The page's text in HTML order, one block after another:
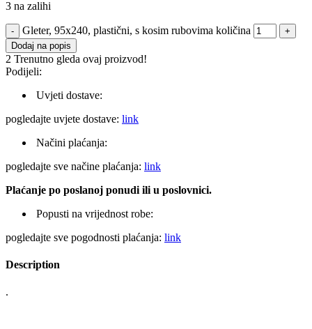
3 na zalihi
Gleter, 95x240, plastični, s kosim rubovima količina
Dodaj na popis
2 Trenutno gleda ovaj proizvod!
Podijeli:
Uvjeti dostave:
pogledajte uvjete dostave: link
Načini plaćanja:
pogledajte sve načine plaćanja: link
Plaćanje po poslanoj ponudi ili u poslovnici.
Popusti na vrijednost robe:
pogledajte sve pogodnosti plaćanja: link
Description
.